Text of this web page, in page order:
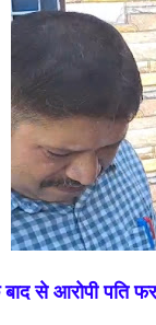
से आरोपी पति